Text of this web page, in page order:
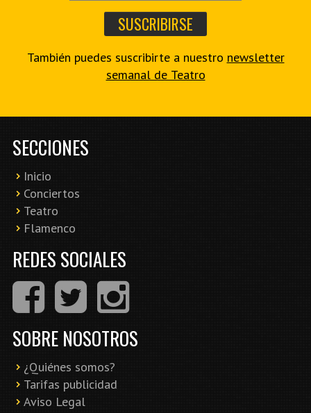
También puedes suscribirte a nuestro newsletter
semanal de Teatro
SECCIONES
Inicio
Conciertos
Teatro
Flamenco
REDES SOCIALES
SOBRE NOSOTROS
¿Quiénes somos?
Tarifas publicidad
Aviso Legal